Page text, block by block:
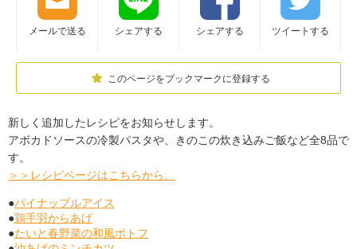
メールで送る シェアする シェアする ツイートする
このページをブックマークに登録する
新しく追加したレシピをお知らせします。
アボカドソースの冷製パスタや、きのこの炊き込みご飯など全8品で
す。
＞＞レシピページはこちらから。
●パイナップルアイス
●鶏手羽からあげ
●たいと春野菜の和風ポトフ